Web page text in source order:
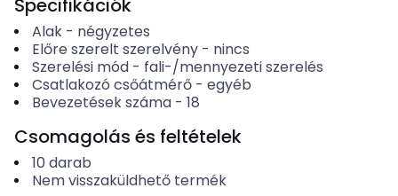
Specifikációk
Alak- négyzetes
Előre szerelt szerelvény- nincs
Szerelési mód- fali-/mennyezeti szerelés
Csatlakozó csőátmérő- egyéb
Bevezetések száma- 18
Csomagolás és feltételek
10 darab
Nem visszaküldhető termék